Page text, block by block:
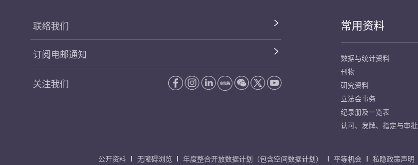
联络我们
订阅电邮通知
关注我们
常用资料
数据与统计资料
刊物
研究资料
立法会事务
纪录册及一览表
认可、发牌、指定与审批
公开资料 无障碍浏览 年度整合开放数据计划（包含空间数据计划） 平等机会 私隐政策声明